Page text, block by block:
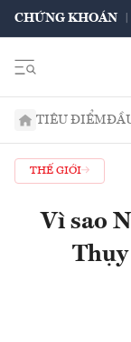
CHỨNG KHOÁN
TIÊU ĐIỂM
THẾ GIỚI
Vì sao